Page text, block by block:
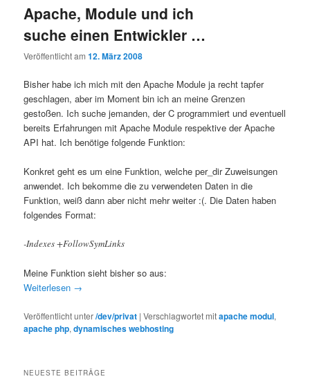
Apache, Module und ich
suche einen Entwickler …
Veröffentlicht am12. März 2008
Bisher habe ich mich mit den Apache Module ja recht tapfer
geschlagen, aber im Moment bin ich an meine Grenzen
gestoßen. Ich suche jemanden, der C programmiert und eventuell
bereits Erfahrungen mit Apache Module respektive der Apache
API hat. Ich benötige folgende Funktion:
Konkret geht es um eine Funktion, welche per_dir Zuweisungen
anwendet. Ich bekomme die zu verwendeten Daten in die
Funktion, weiß dann aber nicht mehr weiter :(. Die Daten haben
folgendes Format:
-Indexes +FollowSymLinks
Meine Funktion sieht bisher so aus:
Weiterlesen →
Veröffentlicht unter/dev/privat |Verschlagwortet mitapache modul,
apache php,dynamisches webhosting
NEUESTE BEITRÄGE